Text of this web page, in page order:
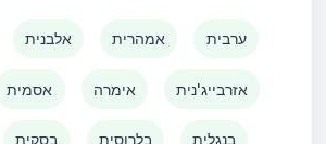
אלבנית אמהרית ערבית
אסמית אימרה אזרבייג'נית
בסקית בלרוסית בנגלית